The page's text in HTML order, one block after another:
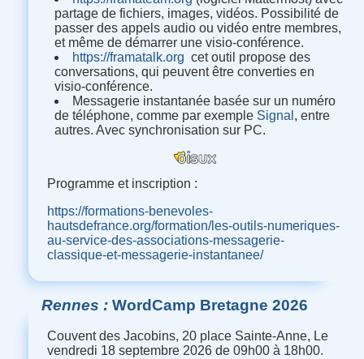
partage de fichiers, images, vidéos. Possibilité de
passer des appels audio ou vidéo entre membres,
et même de démarrer une visio-conférence.
https://framatalk.org cet outil propose des
conversations, qui peuvent être converties en
visio-conférence.
Messagerie instantanée basée sur un numéro
de téléphone, comme par exemple Signal , entre
autres. Avec synchronisation sur PC.
Programme et inscription :
https://formations-benevoles-
hautsdefrance.org/formation/les-outils-numeriques-
au-service-des-associations-messagerie-
classique-et-messagerie-instantanee/
Rennes WordCamp Bretagne 2026
Couvent des Jacobins, 20 place Sainte-Anne, Le
vendredi 18 septembre 2026 de 09h00 à 18h00.